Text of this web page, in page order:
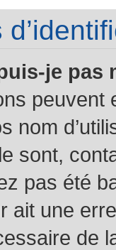
je pas
peuvent
nom
sont,
pas été
ait une
de